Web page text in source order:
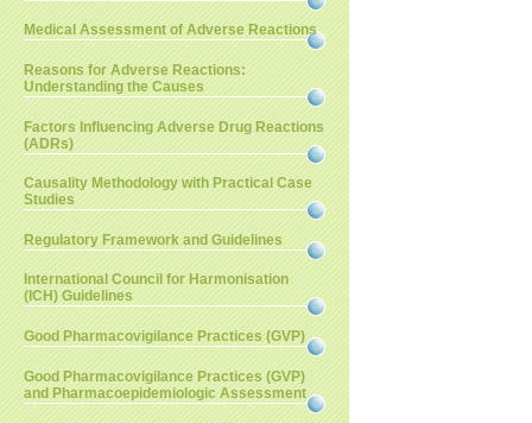
Medical Assessment of Adverse Reactions
Reasons for Adverse Reactions:
Understanding the Causes
Factors Influencing Adverse Drug Reactions
(ADRs)
Causality Methodology with Practical Case
Studies
Regulatory Framework and Guidelines
International Council for Harmonisation
(ICH) Guidelines
Good Pharmacovigilance Practices (GVP)
Good Pharmacovigilance Practices (GVP)
and Pharmacoepidemiologic Assessment